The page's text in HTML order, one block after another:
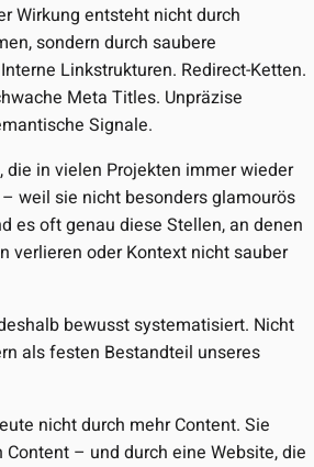
Wirkung entsteht nicht durch
sondern durch saubere
Linkstrukturen. Redirect-Ketten.
Meta Titles. Unpräzise
Signale.
die in vielen Projekten immer wieder
weil sie nicht besonders glamourös
es oft genau diese Stellen, an denen
verlieren oder Kontext nicht sauber
bewusst systematisiert. Nicht
als festen Bestandteil unseres
nicht durch mehr Content. Sie
Content – und durch eine Website, die